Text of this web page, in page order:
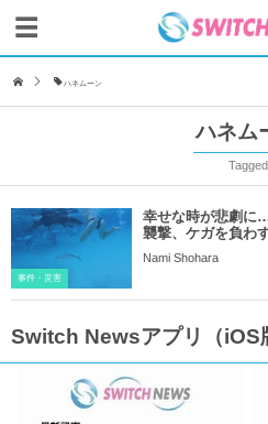
ハネムーン
ハネム
Tagged
事件・災害
幸せな時が悲劇に
襲撃、ケガを負わ
Nami Shohara
Switch Newsアプリ（iOS